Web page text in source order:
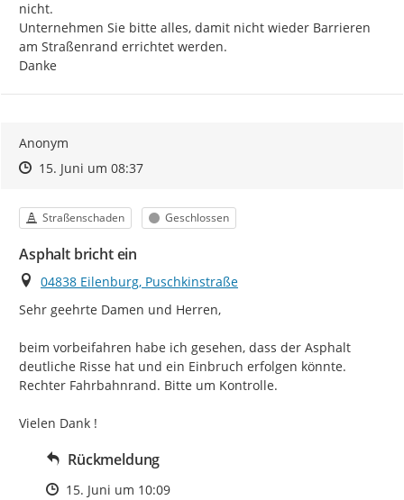
nicht.
Unternehmen Sie bitte alles, damit nicht wieder Barrieren
am Straßenrand errichtet werden.
Danke
Anonym
Zeitpunkt des Erstellens
Zeitpunkt des Erstellens
15. Juni um 08:37Zur Äußerung
Kategorie
Straßenschaden Status
Geschlossen
Asphalt bricht ein
Ort
04838 Eilenburg, Puschkinstraße
Sehr geehrte Damen und Herren,
beim vorbeifahren habe ich gesehen, dass der Asphalt
deutliche Risse hat und ein Einbruch erfolgen könnte.
Rechter Fahrbahnrand. Bitte um Kontrolle.
Vielen Dank !
Rückmeldung
Zeitpunkt des Erstellens
15. Juni um 10:09